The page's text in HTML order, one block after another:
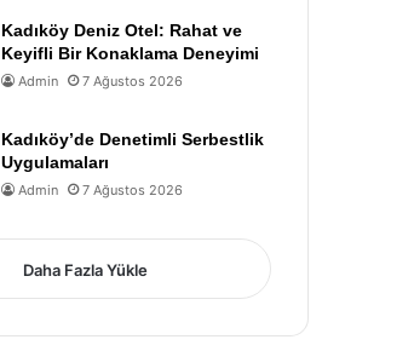
Kadıköy Deniz Otel: Rahat ve
Keyifli Bir Konaklama Deneyimi
Admin 7 Ağustos 2026
Kadıköy’de Denetimli Serbestlik
Uygulamaları
Admin 7 Ağustos 2026
Daha Fazla Yükle